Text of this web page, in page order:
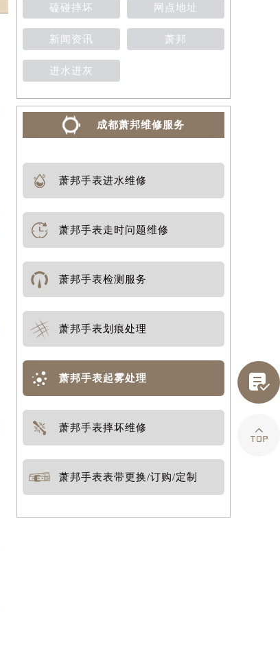
磕碰摔坏 网点地址
新闻资讯 萧邦
进水进灰
成都萧邦维修服务
萧邦手表进水维修
萧邦手表走时问题维修
萧邦手表检测服务
萧邦手表划痕处理
萧邦手表起雾处理
萧邦手表摔坏维修
萧邦手表表带更换/订购/定制

